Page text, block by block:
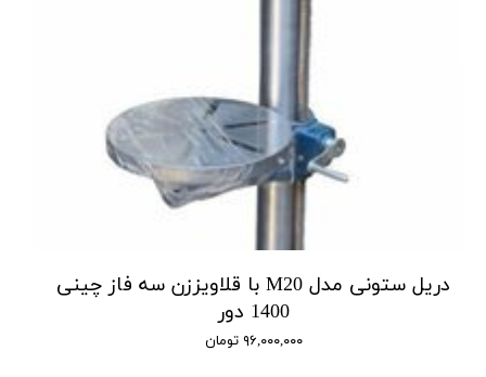
دریل ستونی مدل M20 با قلاویززن سه فاز چینی
1400 دور
۹۶,۰۰۰,۰۰۰ تومان